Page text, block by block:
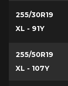
255/30R19
XL - 91Y
255/50R19
XL - 107Y